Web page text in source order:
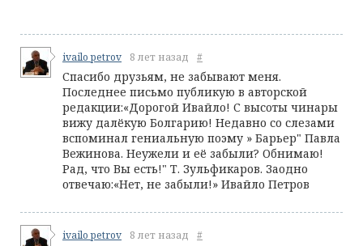
ivailo petrov 8 лет назад #
Спасибо друзьям, не забывают меня.
Последнее письмо публикую в авторской
редакции:«Дорогой Ивайло! С высоты чинары
вижу далёкую Болгарию! Недавно со слезами
вспоминал гениальную поэму » Барьер" Павла
Вежинова. Неужели и её забыли? Обнимаю!
Рад, что Вы есть!" Т. Зульфикаров. Заодно
отвечаю:«Нет, не забыли!» Ивайло Петров
ivailo petrov 8 лет назад #